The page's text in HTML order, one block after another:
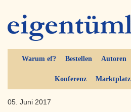
Warum ef? Bestellen Autoren
Konferenz Marktplatz
05. Juni 2017